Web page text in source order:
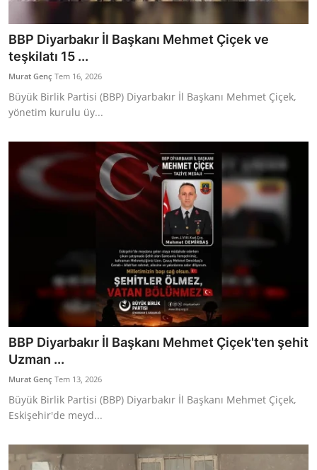
BBP Diyarbakır İl Başkanı Mehmet Çiçek ve
teşkilatı 15 ...
Murat Genç Tem 16, 2026
Büyük Birlik Partisi (BBP) Diyarbakır İl Başkanı Mehmet Çiçek,
yönetim kurulu üy...
BBP Diyarbakır İl Başkanı Mehmet Çiçek'ten şehit
Uzman ...
Murat Genç Tem 13, 2026
Büyük Birlik Partisi (BBP) Diyarbakır İl Başkanı Mehmet Çiçek,
Eskişehir'de meyd...